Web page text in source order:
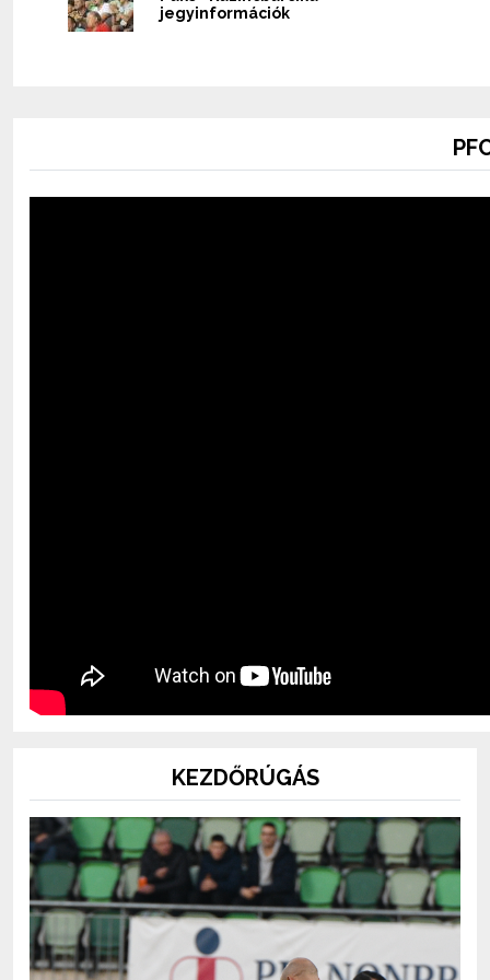
jegyinformációk
KEZDŐRÚGÁS